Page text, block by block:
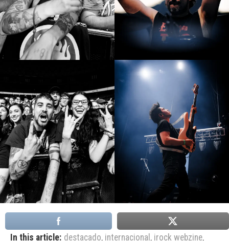
In this article: destacado, internacional , irock webzine,